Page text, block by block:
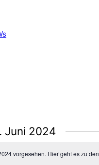
Juni 2024
vorgesehen. Hier geht es zu den